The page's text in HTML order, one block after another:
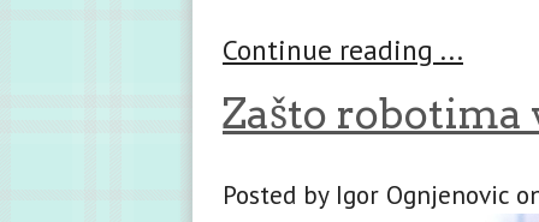
Continue reading ...
Zašto robotima
Posted by Igor Ognjenovic